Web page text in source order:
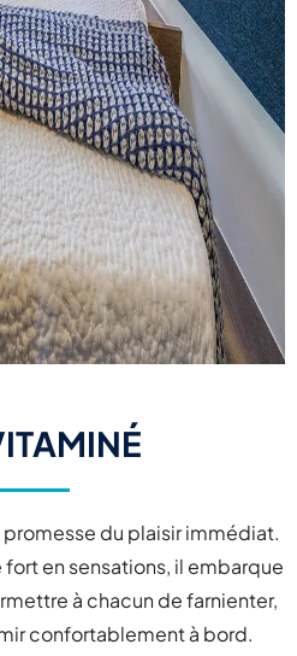
promesse du plaisir immédiat.
en sensations, il embarque
à chacun de farnienter,
confortablement à bord.